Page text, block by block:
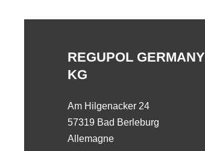
REGUPOL
KG
Am Hilgenacker 24
57319 Bad Berleburg
Allemagne